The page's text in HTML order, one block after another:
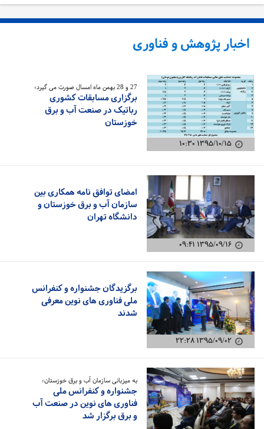
اخبار پژوهش و فناوری
۱۳۹۵/۱۰/۱۵ ۱۰:۳۰
برگزاری مسابقات کشوری
رباتیک در صنعت آب و برق
خوزستان
۱۳۹۵/۰۹/۱۶ ۰۹:۴۱
امضای توافق نامه همکاری بین
سازمان آب و برق خوزستان و
دانشگاه تهران
۱۳۹۵/۰۹/۰۲ ۲۲:۲۸
برگزیدگان جشنواره و کنفرانس
ملی فناوری های نوین معرفی
شدند
به میزبانی سازمان آب و برق خوزستان؛
جشنواره و کنفرانس ملی
فناوری های نوین در صنعت آب
و برق برگزار شد